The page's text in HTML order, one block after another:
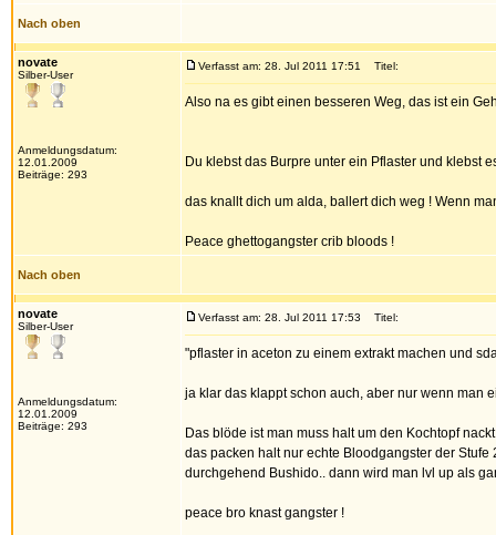
Nach oben
novate
Silber-User
Anmeldungsdatum:
12.01.2009
Beiträge: 293
Verfasst am: 28. Jul 2011 17:51 Titel:
Also na es gibt einen besseren Weg, das ist ein
Du klebst das Burpre unter ein Pflaster und klebst
das knallt dich um alda, ballert dich weg ! Wenn
Peace ghettogangster crib bloods !
Nach oben
novate
Silber-User
Anmeldungsdatum:
12.01.2009
Beiträge: 293
Verfasst am: 28. Jul 2011 17:53 Titel:
"pflaster in aceton zu einem extrakt machen und
ja klar das klappt schon auch, aber nur wenn man
Das blöde ist man muss halt um den Kochtopf
das packen halt nur echte Bloodgangster der
durchgehend Bushido.. dann wird man lvl up als
peace bro knast gangster !